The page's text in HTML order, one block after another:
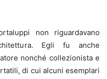
non riguardavano
Egli fu anche
nonché collezionista e
di cui alcuni esemplari